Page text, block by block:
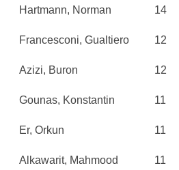
Hartmann, Norman 14
Francesconi, Gualtiero 12
Azizi, Buron 12
Gounas, Konstantin 11
Er, Orkun 11
Alkawarit, Mahmood 11